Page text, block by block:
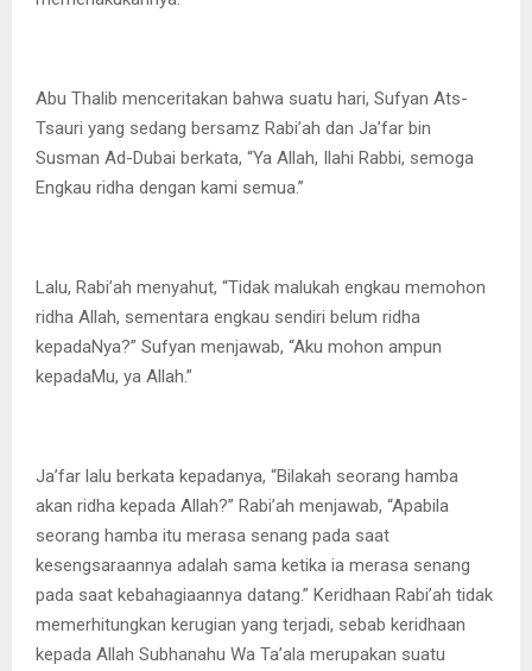
Abu Thalib menceritakan bahwa suatu hari, Sufyan Ats-
Tsauri yang sedang bersamz Rabi’ah dan Ja’far bin
Susman Ad-Dubai berkata, “Ya Allah, Ilahi Rabbi, semoga
Engkau ridha dengan kami semua.”
Lalu, Rabi’ah menyahut, “Tidak malukah engkau memohon
ridha Allah, sementara engkau sendiri belum ridha
kepadaNya?” Sufyan menjawab, “Aku mohon ampun
kepadaMu, ya Allah.”
Ja’far lalu berkata kepadanya, “Bilakah seorang hamba
akan ridha kepada Allah?” Rabi’ah menjawab, “Apabila
seorang hamba itu merasa senang pada saat
kesengsaraannya adalah sama ketika ia merasa senang
pada saat kebahagiaannya datang.” Keridhaan Rabi’ah tidak
memerhitungkan kerugian yang terjadi, sebab keridhaan
kepada Allah Subhanahu Wa Ta’ala merupakan suatu